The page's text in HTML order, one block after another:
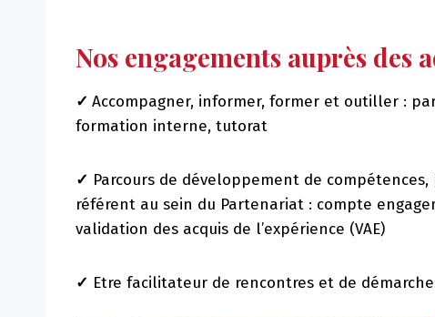
Nos engagements auprès des
✓ Accompagner, informer, former et outiller :
formation interne, tutorat
✓ Parcours de développement de compétences,
référent au sein du Partenariat : compte
validation des acquis de l’expérience (VAE)
✓ Etre facilitateur de rencontres et de